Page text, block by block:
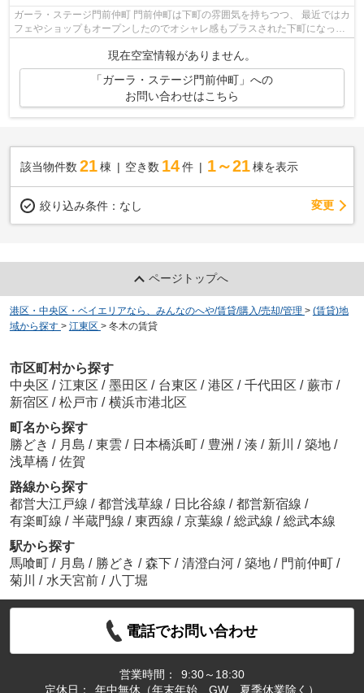
ガーラ・ステージ門前仲町 門前仲町は下町の雰囲気を持ちつつ、 最近ではカ
フェやショップもオープンしたのでオシャレ感もプラスされた下町になって
現在空室情報がありません。
「ガーラ・ステージ門前仲町」への
お問い合わせはこちら
該当物件数 21棟 空き数 14 件 1～21 棟を表示
絞り込み条件： なし 変更
ページトップへ
港区・中央区・ベイエリアなら、みんなのへや/賃貸/購入/売却/管理 > (賃貸)地
域から探す > 江東区 > 冬木の賃貸
市区町村から探す
中央区 / 江東区 / 墨田区 / 台東区 / 港区 / 千代田区 / 蕨市 /
新宿区 / 松戸市 / 横浜市港北区
町名から探す
勝どき / 月島 / 東雲 / 日本橋浜町 / 豊洲 / 湊 / 新川 / 築地 /
浅草橋 / 佐賀
路線から探す
都営大江戸線 / 都営浅草線 / 日比谷線 / 都営新宿線 /
有楽町線 / 半蔵門線 / 東西線 / 京葉線 / 総武線 / 総武本線
駅から探す
馬喰町 / 月島 / 勝どき / 森下 / 清澄白河 / 築地 / 門前仲町 /
菊川
/ 水天宮前 / 八丁堀
電話でお問い合わせ
営業時間：
9:30～18:30
定休日：
年中無休（年末年始、GW、夏季休業除く）